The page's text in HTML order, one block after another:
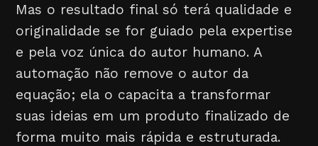
Mas o resultado final só terá qualidade e
originalidade se for guiado pela expertise
e pela voz única do autor humano. A
automação não remove o autor da
equação; ela o capacita a transformar
suas ideias em um produto finalizado de
forma muito mais rápida e estruturada.